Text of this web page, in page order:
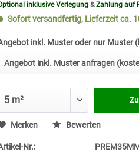
inklusive Verlegung &Zahlung auf
Sofort versandfertig, Lieferzeit ca.
inkl. Muster oder nur Muster
Merken Bewerten
Nr.: